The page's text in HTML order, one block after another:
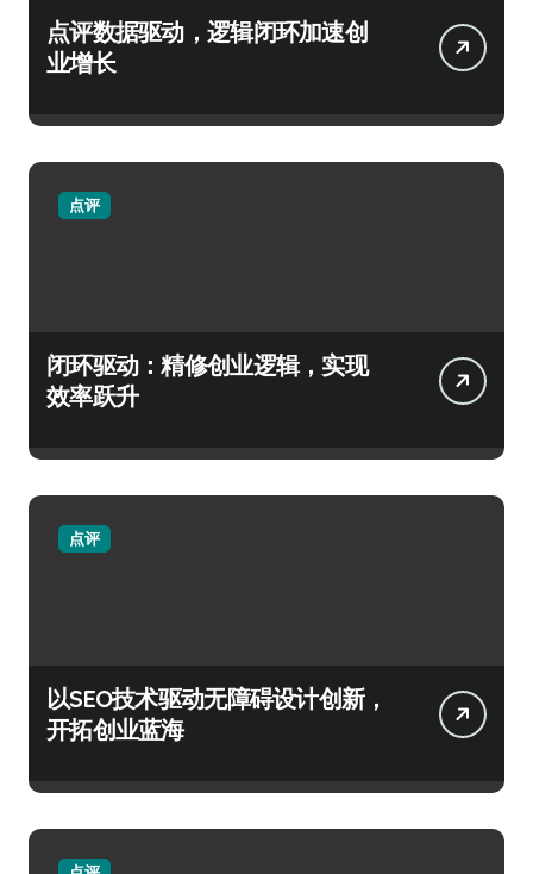
点评数据驱动，逻辑闭环加速创
业增长
点评
闭环驱动：精修创业逻辑，实现
效率跃升
点评
以SEO技术驱动无障碍设计创新，
开拓创业蓝海